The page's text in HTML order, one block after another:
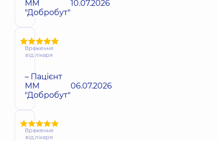
ММ
"Добробут"
10.07.2026
Враження
від лікаря
– Пацієнт
ММ
"Добробут"
06.07.2026
Враження
від лікаря